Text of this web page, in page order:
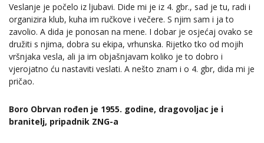
Veslanje je počelo iz ljubavi. Dide mi je iz 4. gbr., sad je tu, radi i
organizira klub, kuha im ručkove i večere. S njim sam i ja to
zavolio. A dida je ponosan na mene. I dobar je osjećaj ovako se
družiti s njima, dobra su ekipa, vrhunska. Rijetko tko od mojih
vršnjaka vesla, ali ja im objašnjavam koliko je to dobro i
vjerojatno ću nastaviti veslati. A nešto znam i o 4. gbr, dida mi je
pričao.
Boro Obrvan rođen je 1955. godine, dragovoljac je i
branitelj, pripadnik ZNG-a